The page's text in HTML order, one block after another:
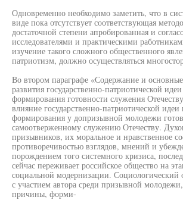
Одновременно необходимо заметить, что в
виде пока отсутствует соответствующая
достаточной степени апробированная и
исследователями и практическими
изучение такого сложного общественного
патриотизм, должно осуществляться
Во втором параграфе «Содержание и
развития государственно-патриотической
формирования готовности служения
влияние государственно-патриотической идеи
формирования у допризывной молодежи
самоотверженному служению Отечеству.
призывников, их моральное и нравственное
противоречивостью взглядов, мнений и
порождением того системного кризиса,
сейчас переживает российское общество на
социальной модернизации. Социологический
с участием автора среди призывной
причины, форми-